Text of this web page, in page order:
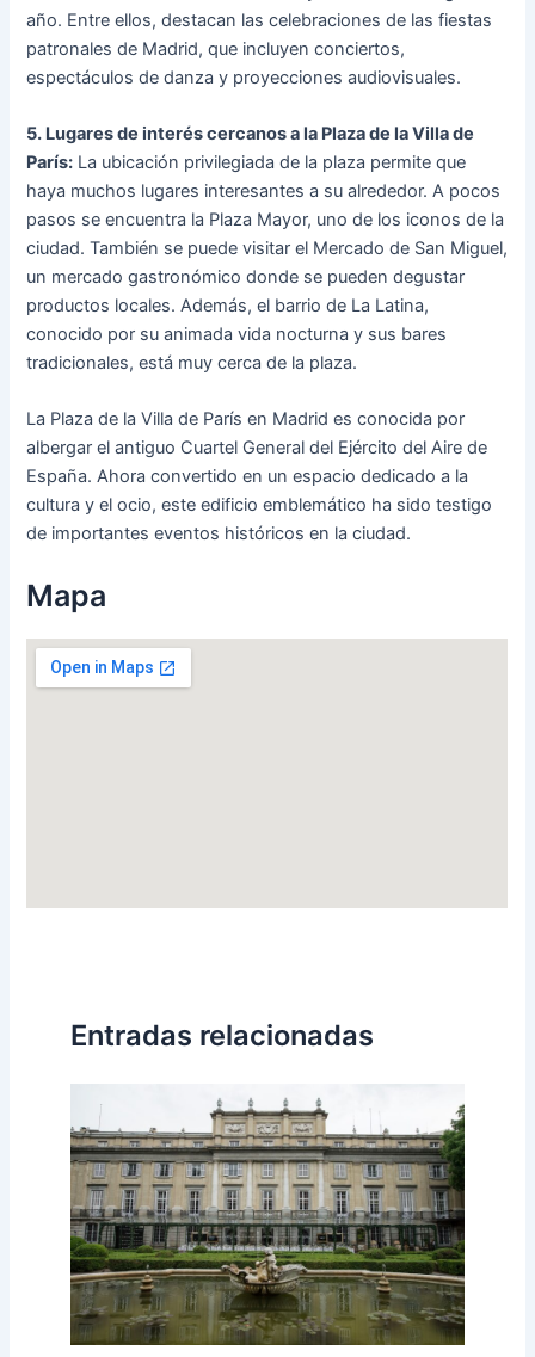
año. Entre ellos, destacan las celebraciones de las fiestas
patronales de Madrid, que incluyen conciertos,
espectáculos de danza y proyecciones audiovisuales.
5. Lugares de interés cercanos a la Plaza de la Villa de
París: La ubicación privilegiada de la plaza permite que
haya muchos lugares interesantes a su alrededor. A pocos
pasos se encuentra la Plaza Mayor, uno de los iconos de la
ciudad. También se puede visitar el Mercado de San Miguel,
un mercado gastronómico donde se pueden degustar
productos locales. Además, el barrio de La Latina,
conocido por su animada vida nocturna y sus bares
tradicionales, está muy cerca de la plaza.
La Plaza de la Villa de París en Madrid es conocida por
albergar el antiguo Cuartel General del Ejército del Aire de
España. Ahora convertido en un espacio dedicado a la
cultura y el ocio, este edificio emblemático ha sido testigo
de importantes eventos históricos en la ciudad.
Mapa
Entradas relacionadas